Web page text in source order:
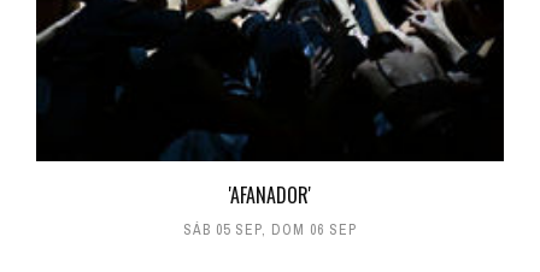
'AFANADOR'
SÁB 05 SEP, DOM 06 SEP